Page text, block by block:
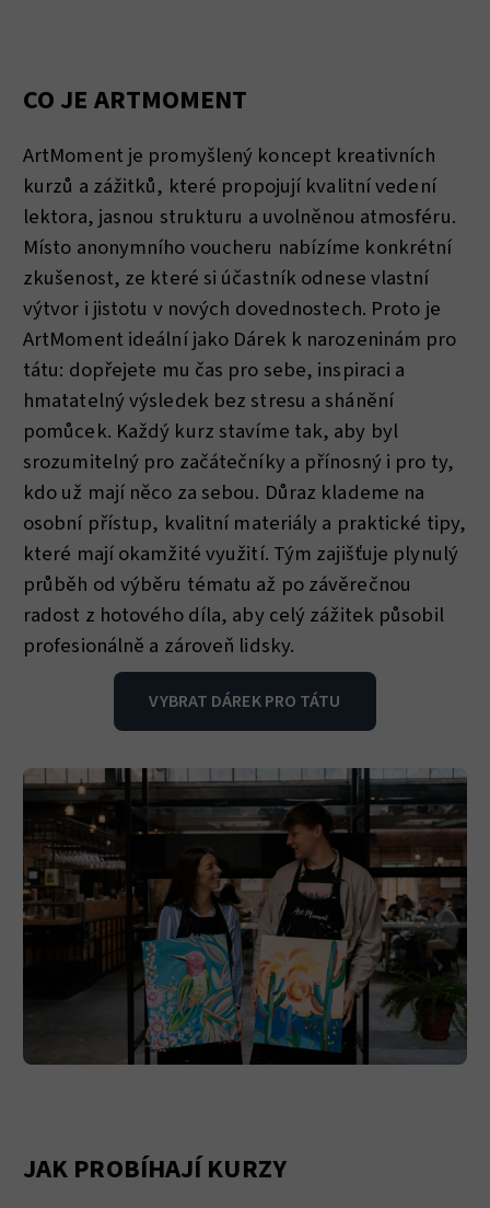
CO JE ARTMOMENT
ArtMoment je promyšlený koncept kreativních
kurzů a zážitků, které propojují kvalitní vedení
lektora, jasnou strukturu a uvolněnou atmosféru.
Místo anonymního voucheru nabízíme konkrétní
zkušenost, ze které si účastník odnese vlastní
výtvor i jistotu v nových dovednostech. Proto je
ArtMoment ideální jako Dárek k narozeninám pro
tátu: dopřejete mu čas pro sebe, inspiraci a
hmatatelný výsledek bez stresu a shánění
pomůcek. Každý kurz stavíme tak, aby byl
srozumitelný pro začátečníky a přínosný i pro ty,
kdo už mají něco za sebou. Důraz klademe na
osobní přístup, kvalitní materiály a praktické tipy,
které mají okamžité využití. Tým zajišťuje plynulý
průběh od výběru tématu až po závěrečnou
radost z hotového díla, aby celý zážitek působil
profesionálně a zároveň lidsky.
VYBRAT DÁREK PRO TÁTU
JAK PROBÍHAJÍ KURZY